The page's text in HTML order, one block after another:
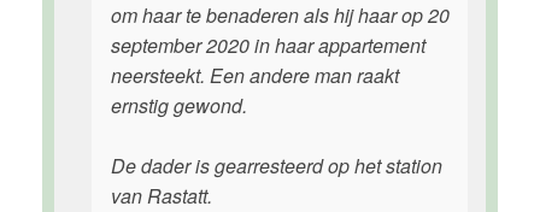
om haar te benaderen als hij haar op 20
september 2020 in haar appartement
neersteekt. Een andere man raakt
ernstig gewond.
De dader is gearresteerd op het station
van Rastatt.